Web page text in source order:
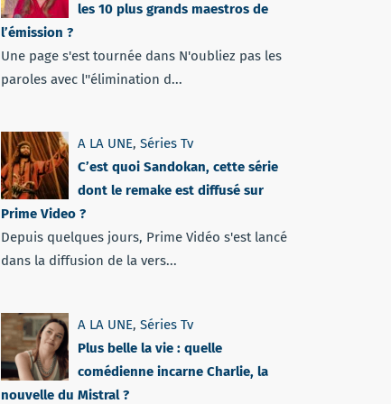
les 10 plus grands maestros de
l’émission ?
Une page s'est tournée dans N'oubliez pas les
paroles avec l''élimination d...
A LA UNE, Séries Tv
C’est quoi Sandokan, cette série
dont le remake est diffusé sur
Prime Video ?
Depuis quelques jours, Prime Vidéo s'est lancé
dans la diffusion de la vers...
A LA UNE, Séries Tv
Plus belle la vie : quelle
comédienne incarne Charlie, la
nouvelle du Mistral ?